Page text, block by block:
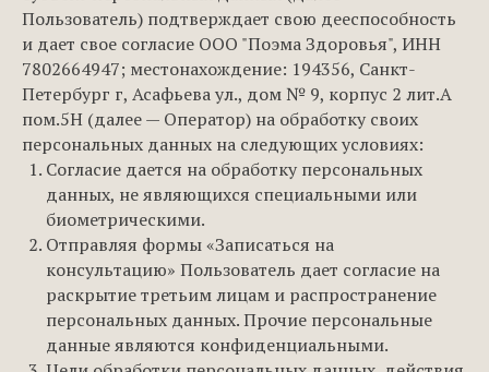
Пользователь) подтверждает свою дееспособность
и дает свое согласие ООО "Поэма Здоровья", ИНН
7802664947; местонахождение: 194356, Санкт-
Петербург г, Асафьева ул., дом № 9, корпус 2 лит.А
пом.5Н (далее — Оператор) на обработку своих
персональных данных на следующих условиях:
Согласие дается на обработку персональных
данных, не являющихся специальными или
биометрическими.
Отправляя формы «Записаться на
консультацию» Пользователь дает согласие на
раскрытие третьим лицам и распространение
персональных данных. Прочие персональные
данные являются конфиденциальными.